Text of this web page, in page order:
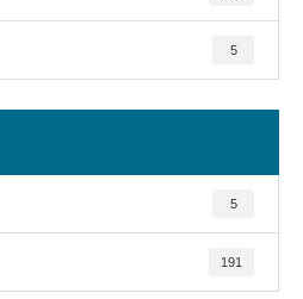
5
5
191